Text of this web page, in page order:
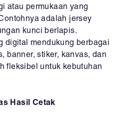
atau permukaan yang
adalah jersey
kunci berlapis.
digital mendukung berbagai
banner, stiker, kanvas, dan
fleksibel untuk kebutuhan
Hasil Cetak